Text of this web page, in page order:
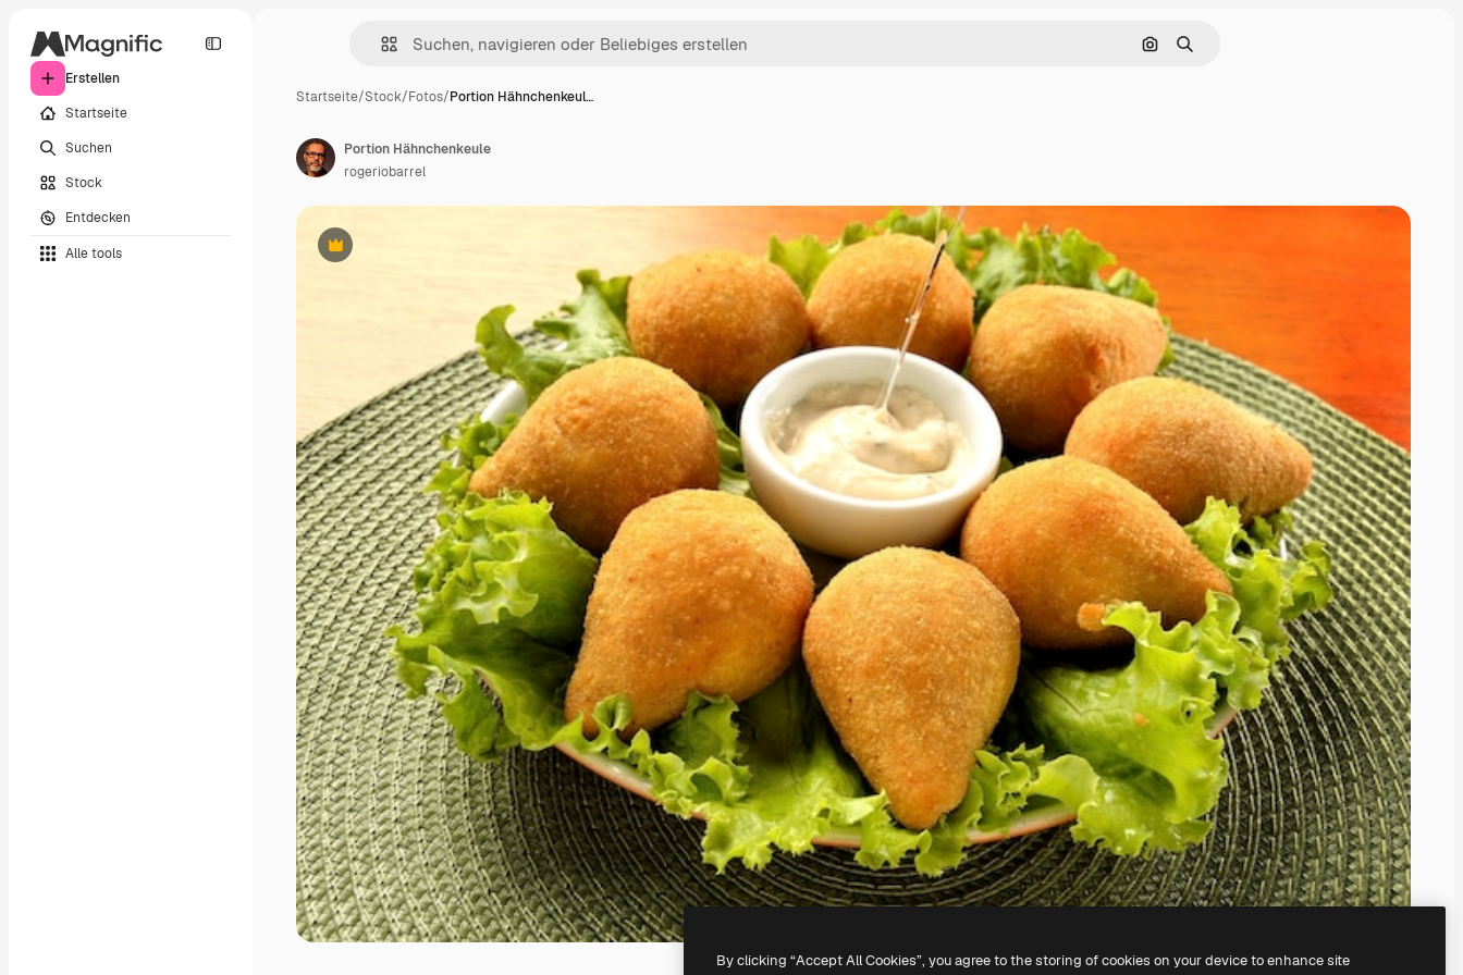
Erstellen
Startseite
Suchen
Stock
Entdecken
Alle tools
Nach Bild suchen
Suchen
Startseite/Stock/Fotos/Portion Hähnchenkeul…
Premium
Portion Hähnchenkeule
rogeriobarrel
By clicking “Accept All Cookies”, you agree to the storing of cookies on your device to enhance site